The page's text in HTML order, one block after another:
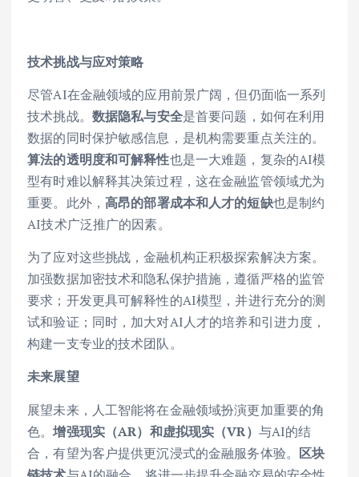
技术挑战与应对策略
尽管AI在金融领域的应用前景广阔，但仍面临一系列
技术挑战。 数据隐私与安全是首要问题，如何在利用
数据的同时保护敏感信息，是机构需要重点关注的。
算法的透明度和可解释性也是一大难题，复杂的AI模
型有时难以解释其决策过程，这在金融监管领域尤为
重要。此外， 高昂的部署成本和人才的短缺也是制约
AI技术广泛推广的因素。
为了应对这些挑战，金融机构正积极探索解决方案。
加强数据加密技术和隐私保护措施，遵循严格的监管
要求；开发更具可解释性的AI模型，并进行充分的测
试和验证；同时，加大对AI人才的培养和引进力度，
构建一支专业的技术团队。
未来展望
展望未来，人工智能将在金融领域扮演更加重要的角
色。增强现实（AR）和虚拟现实（VR） 与AI的结
合，有望为客户提供更沉浸式的金融服务体验。 区块